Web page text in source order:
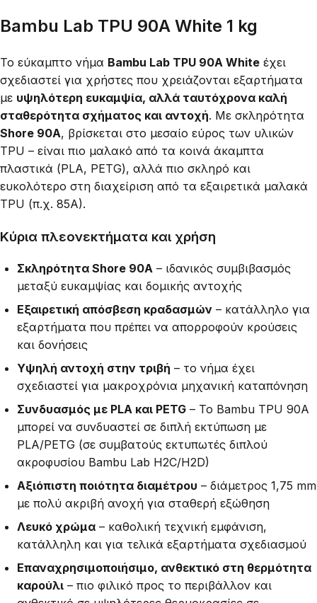
Bambu Lab TPU 90A White 1 kg
Το εύκαμπτο νήμα Bambu Lab TPU 90A White έχει
σχεδιαστεί για χρήστες που χρειάζονται εξαρτήματα
με υψηλότερη ευκαμψία, αλλά ταυτόχρονα καλή
σταθερότητα σχήματος και αντοχή. Με σκληρότητα
Shore 90A, βρίσκεται στο μεσαίο εύρος των υλικών
TPU – είναι πιο μαλακό από τα κοινά άκαμπτα
πλαστικά (PLA, PETG), αλλά πιο σκληρό και
ευκολότερο στη διαχείριση από τα εξαιρετικά μαλακά
TPU (π.χ. 85A).
Κύρια πλεονεκτήματα και χρήση
Σκληρότητα Shore 90A – ιδανικός συμβιβασμός
μεταξύ ευκαμψίας και δομικής αντοχής
Εξαιρετική απόσβεση κραδασμών – κατάλληλο για
εξαρτήματα που πρέπει να απορροφούν κρούσεις
και δονήσεις
Υψηλή αντοχή στην τριβή – το νήμα έχει
σχεδιαστεί για μακροχρόνια μηχανική καταπόνηση
Συνδυασμός με PLA και PETG – Το Bambu TPU 90A
μπορεί να συνδυαστεί σε διπλή εκτύπωση με
PLA/PETG (σε συμβατούς εκτυπωτές διπλού
ακροφυσίου Bambu Lab H2C/H2D)
Αξιόπιστη ποιότητα διαμέτρου – διάμετρος 1,75 mm
με πολύ ακριβή ανοχή για σταθερή εξώθηση
Λευκό χρώμα – καθολική τεχνική εμφάνιση,
κατάλληλη και για τελικά εξαρτήματα σχεδιασμού
Επαναχρησιμοποιήσιμο, ανθεκτικό στη θερμότητα
καρούλι – πιο φιλικό προς το περιβάλλον και